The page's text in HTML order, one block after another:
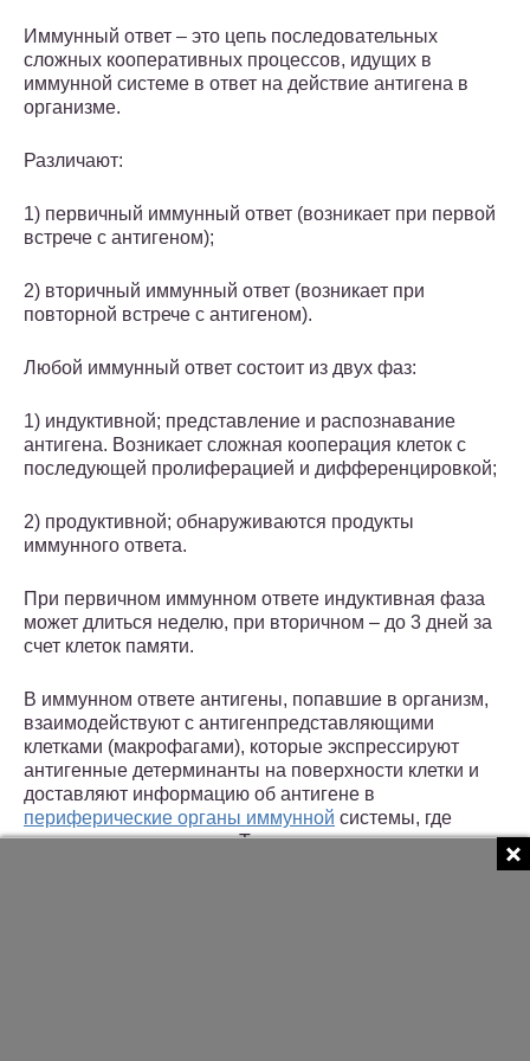
Иммунный ответ – это цепь последовательных
сложных кооперативных процессов, идущих в
иммунной системе в ответ на действие антигена в
организме.
Различают:
1) первичный иммунный ответ (возникает при первой
встрече с антигеном);
2) вторичный иммунный ответ (возникает при
повторной встрече с антигеном).
Любой иммунный ответ состоит из двух фаз:
1) индуктивной; представление и распознавание
антигена. Возникает сложная кооперация клеток с
последующей пролиферацией и дифференцировкой;
2) продуктивной; обнаруживаются продукты
иммунного ответа.
При первичном иммунном ответе индуктивная фаза
может длиться неделю, при вторичном – до 3 дней за
счет клеток памяти.
В иммунном ответе антигены, попавшие в организм,
взаимодействуют с антигенпредставляющими
клетками (макрофагами), которые экспрессируют
антигенные детерминанты на поверхности клетки и
доставляют информацию об антигене в
периферические органы иммунной системы, где
происходит стимуляция Т-хелперов.